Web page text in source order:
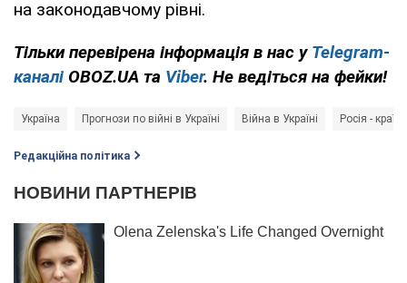
на законодавчому рівні.
Тільки перевірена інформація в нас у Telegram-
каналі OBOZ.UA та Viber. Не ведіться на фейки!
Україна Прогнози по війні в Україні Війна в Україні Росія -
Редакційна політика